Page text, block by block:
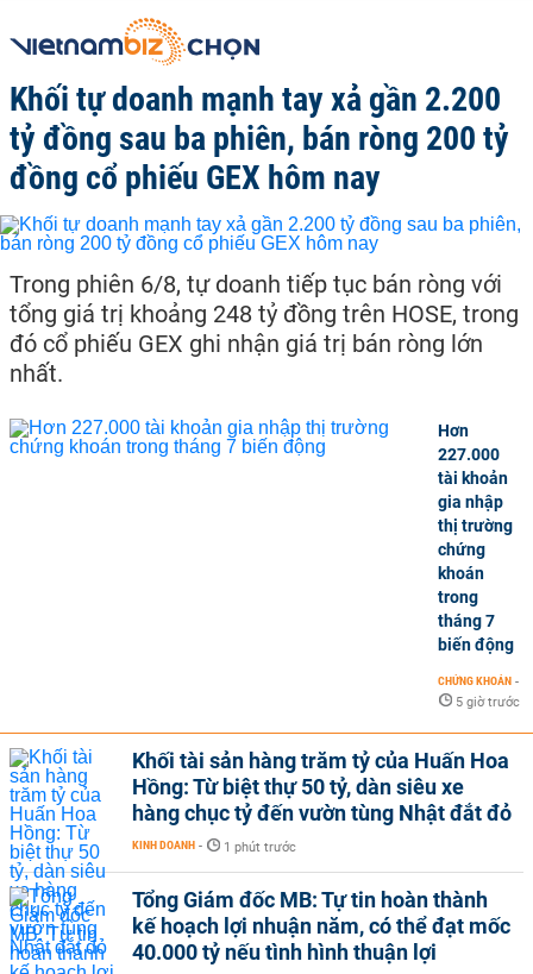
Khối tự doanh mạnh tay xả gần 2.200
tỷ đồng sau ba phiên, bán ròng 200 tỷ
đồng cổ phiếu GEX hôm nay
Trong phiên 6/8, tự doanh tiếp tục bán ròng với
tổng giá trị khoảng 248 tỷ đồng trên HOSE, trong
đó cổ phiếu GEX ghi nhận giá trị bán ròng lớn
nhất.
Hơn
227.000
tài khoản
gia nhập
thị trường
chứng
khoán
trong
tháng 7
biến động
CHỨNG KHOÁN -
5 giờ trước
Khối tài sản hàng trăm tỷ của Huấn Hoa
Hồng: Từ biệt thự 50 tỷ, dàn siêu xe
hàng chục tỷ đến vườn tùng Nhật đắt đỏ
KINH DOANH - 1 phút trước
Tổng Giám đốc MB: Tự tin hoàn thành
kế hoạch lợi nhuận năm, có thể đạt mốc
40.000 tỷ nếu tình hình thuận lợi